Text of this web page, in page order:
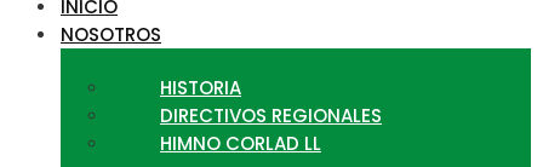
INICIO
NOSOTROS
HISTORIA
DIRECTIVOS REGIONALES
HIMNO CORLAD LL